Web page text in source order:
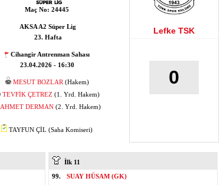
Maç No: 24445
AKSA A2 Süper Lig
23. Hafta
Cihangir Antrenman Sahası
23.04.2026 - 16:30
MESUT BOZLAR (Hakem)
TEVFİK ÇETREZ (1. Yrd. Hakem)
AHMET DERMAN (2. Yrd. Hakem)
TAYFUN ÇİL (Saha Komiseri)
Lefke TSK
0
İlk 11
99.
SUAY HÜSAM (GK)